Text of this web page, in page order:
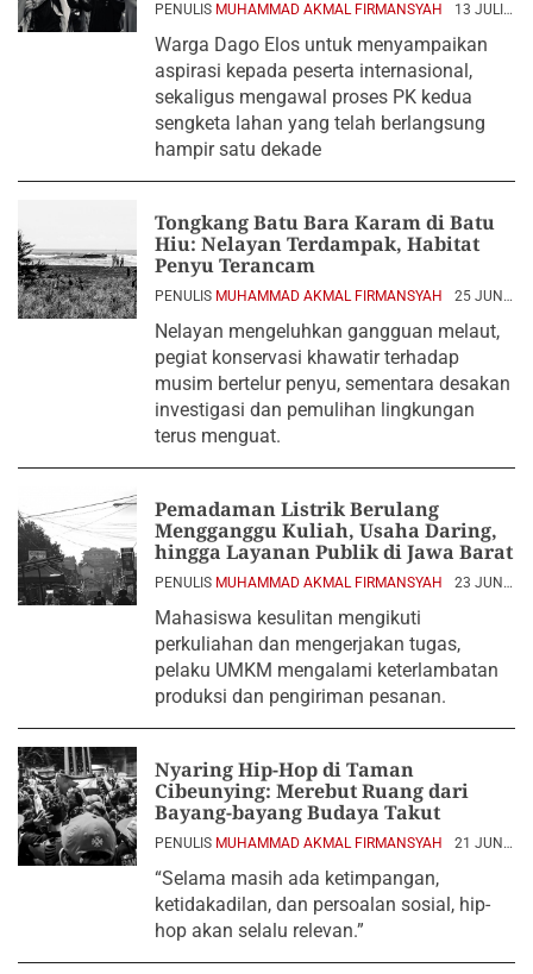
PENULIS MUHAMMAD AKMAL FIRMANSYAH
13 JULI
Warga Dago Elos untuk menyampaikan
aspirasi kepada peserta internasional,
sekaligus mengawal proses PK kedua
sengketa lahan yang telah berlangsung
hampir satu dekade
Tongkang Batu Bara Karam di Batu
Hiu: Nelayan Terdampak, Habitat
Penyu Terancam
PENULIS MUHAMMAD AKMAL FIRMANSYAH
25 JUNI
Nelayan mengeluhkan gangguan melaut,
pegiat konservasi khawatir terhadap
musim bertelur penyu, sementara desakan
investigasi dan pemulihan lingkungan
terus menguat.
Pemadaman Listrik Berulang
Mengganggu Kuliah, Usaha Daring,
hingga Layanan Publik di Jawa Barat
PENULIS MUHAMMAD AKMAL FIRMANSYAH
23 JUNI
Mahasiswa kesulitan mengikuti
perkuliahan dan mengerjakan tugas,
pelaku UMKM mengalami keterlambatan
produksi dan pengiriman pesanan.
Nyaring Hip-Hop di Taman
Cibeunying: Merebut Ruang dari
Bayang-bayang Budaya Takut
PENULIS MUHAMMAD AKMAL FIRMANSYAH
21 JUNI
“Selama masih ada ketimpangan,
ketidakadilan, dan persoalan sosial, hip-
hop akan selalu relevan.”